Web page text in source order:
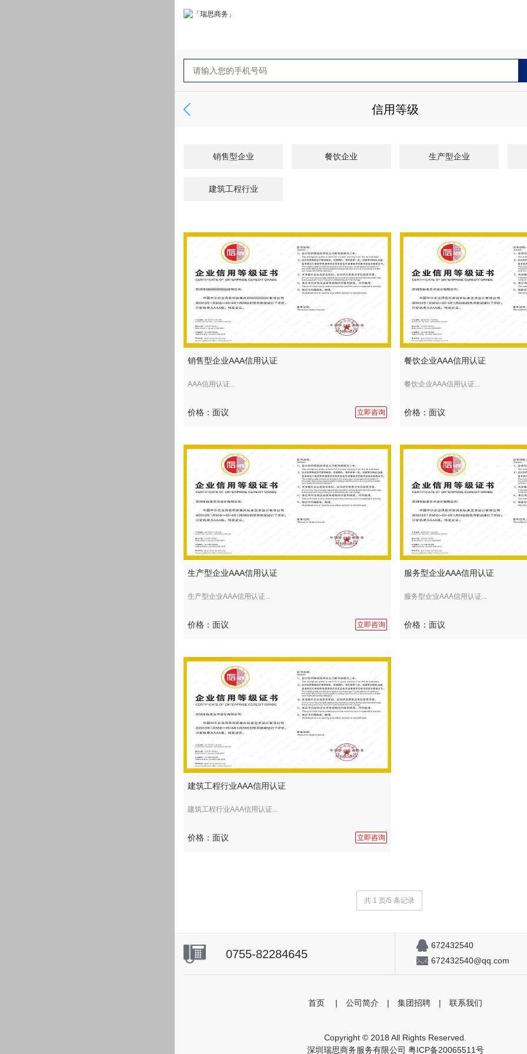
信用等级
销售型企业 餐饮企业 生产型企业
建筑工程行业
销售型企业AAA信用认证
AAA信用认证...
价格：面议 立即咨询
餐饮企业AAA信用认证
餐饮企业AAA信用认证...
价格：面议
生产型企业AAA信用认证
生产型企业AAA信用认证...
价格：面议 立即咨询
服务型企业AAA信用认证
服务型企业AAA信用认证...
价格：面议
建筑工程行业AAA信用认证
建筑工程行业AAA信用认证...
价格：面议 立即咨询
共 1 页/5 条记录
0755-82284645
672432540
672432540@qq.com
首页 | 公司简介 | 集团招聘 | 联系我们
Copyright © 2018 All Rights Reserved.
深圳瑞思商务服务有限公司 粤ICP备20065511号